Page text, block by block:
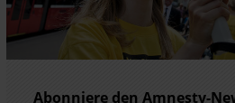
Abonniere den Amnesty-